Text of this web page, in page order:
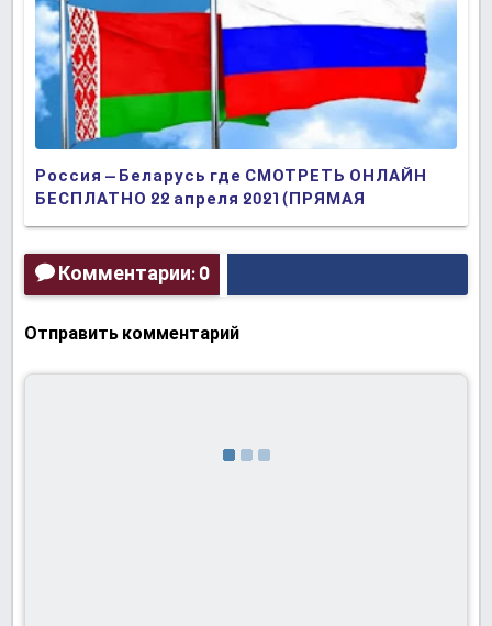
Россия – Беларусь где СМОТРЕТЬ ОНЛАЙН
БЕСПЛАТНО 22 апреля 2021 (ПРЯМАЯ
ТРАНСЛЯЦИЯ) в 18:00 МСК.
Комментарии: 0
Отправить комментарий